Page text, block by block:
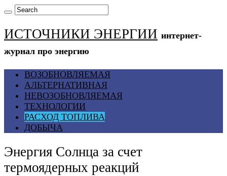
ИСТОЧНИКИ ЭНЕРГИИ интернет-
журнал про энергию
ВОЗОБНОВЛЯЕМАЯ
АЛЬТЕРНАТИВНАЯ
НЕВОЗОБНОВЛЯЕМАЯ
ТЕХНОЛОГИИ
РАСХОД ТОПЛИВА
ДОБЫЧА
Энергия Солнца за счет
термоядерных реакций